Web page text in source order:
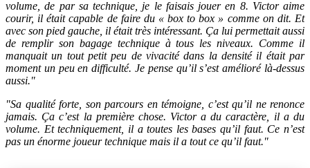
volume, de par sa technique, je le faisais jouer en 8. Victor aime
courir, il était capable de faire du « box to box » comme on dit. Et
avec son pied gauche, il était très intéressant. Ça lui permettait aussi
de remplir son bagage technique à tous les niveaux. Comme il
manquait un tout petit peu de vivacité dans la densité il était par
moment un peu en difficulté. Je pense qu’il s’est amélioré là-dessus
aussi."
"Sa qualité forte, son parcours en témoigne, c’est qu’il ne renonce
jamais. Ça c’est la première chose. Victor a du caractère, il a du
volume. Et techniquement, il a toutes les bases qu’il faut. Ce n’est
pas un énorme joueur technique mais il a tout ce qu’il faut."